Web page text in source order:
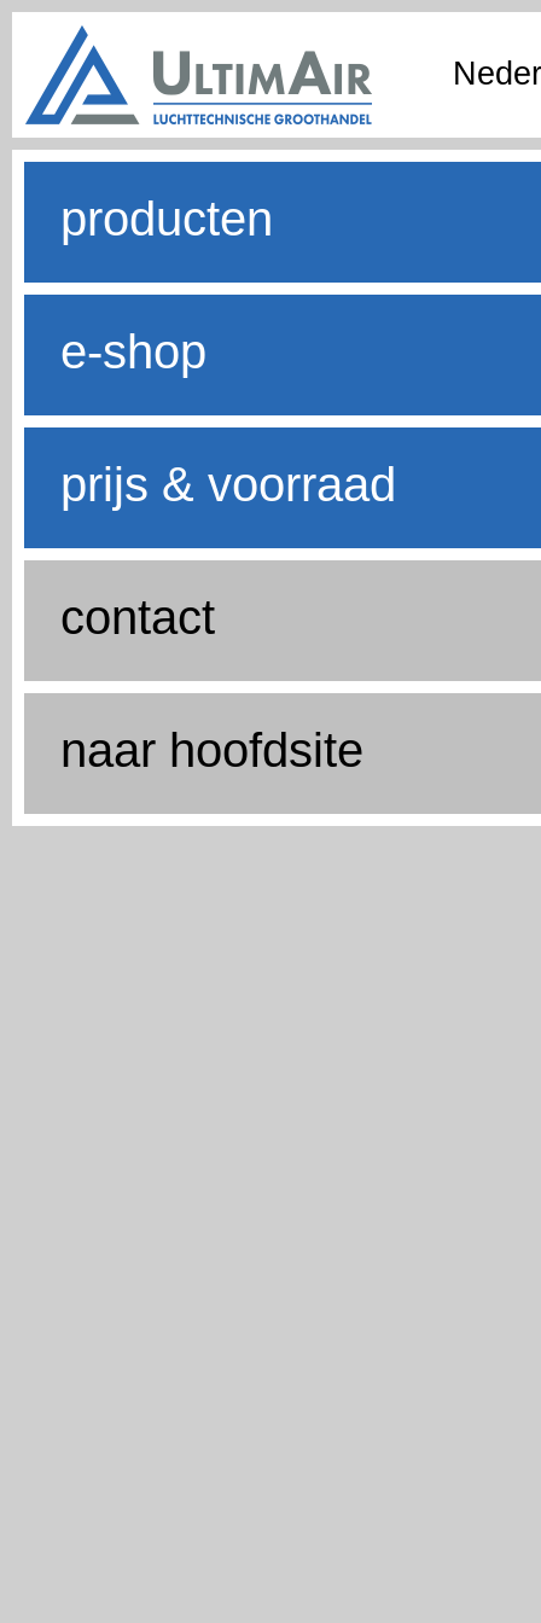
producten
e-shop
prijs & voorraad
contact
naar hoofdsite